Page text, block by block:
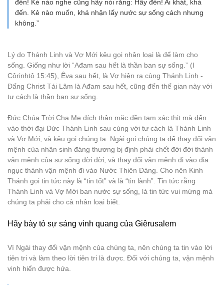
đến! Kẻ nào nghe cũng hãy nói rằng: Hãy đến! Ai khát, khá
đến. Kẻ nào muốn, khá nhận lấy nước sự sống cách nhưng
không.”
Lý do Thánh Linh và Vợ Mới kêu gọi nhân loại là để làm cho
sống. Giống như lời “Ađam sau hết là thần ban sự sống.” (I
Côrinhtô 15:45), Êva sau hết, là Vợ hiện ra cùng Thánh Linh -
Đấng Christ Tái Lâm là Ađam sau hết, cũng đến thế gian này với
tư cách là thần ban sự sống.
Đức Chúa Trời Cha Mẹ đích thân mặc đền tạm xác thịt mà đến
vào thời đại Đức Thánh Linh sau cùng với tư cách là Thánh Linh
và Vợ Mới, và kêu gọi chúng ta. Ngài gọi chúng ta để thay đổi vận
mệnh của nhân sinh đáng thương bị định phải chết đời đời thành
vận mệnh của sự sống đời đời, và thay đổi vận mệnh đi vào địa
ngục thành vận mệnh đi vào Nước Thiên Đàng. Cho nên Kinh
Thánh gọi tin tức này là “tin tốt” và là “tin lành”. Tin tức rằng
Thánh Linh và Vợ Mới ban nước sự sống, là tin tức vui mừng mà
chúng ta phải cho cả nhân loại biết.
Hãy bày tỏ sự sáng vinh quang của Giêrusalem
Vì Ngài thay đổi vận mệnh của chúng ta, nên chúng ta tin vào lời
tiên tri và làm theo lời tiên tri là được. Đối với chúng ta, vận mệnh
vinh hiển được hứa.